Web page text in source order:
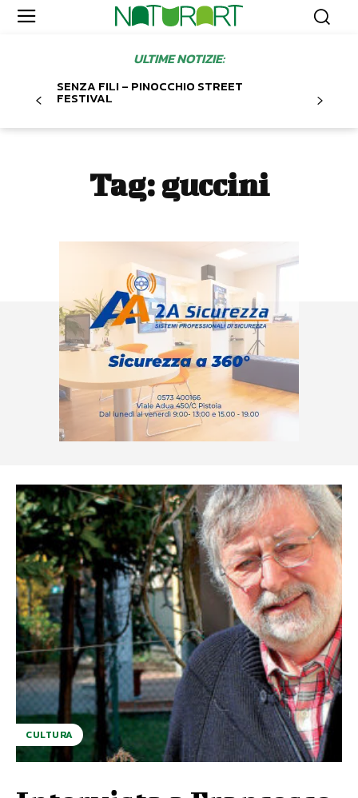
ULTIME NOTIZIE:
SENZA FILI – PINOCCHIO STREET
FESTIVAL
Tag: guccini
CULTURA